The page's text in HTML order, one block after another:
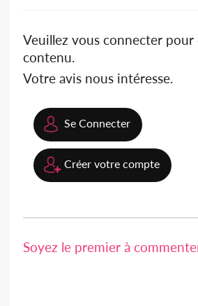
Veuillez vous connecter
contenu.
Votre avis nous intéresse.
Se Connecter
Créer votre compte
Soyez le premier à